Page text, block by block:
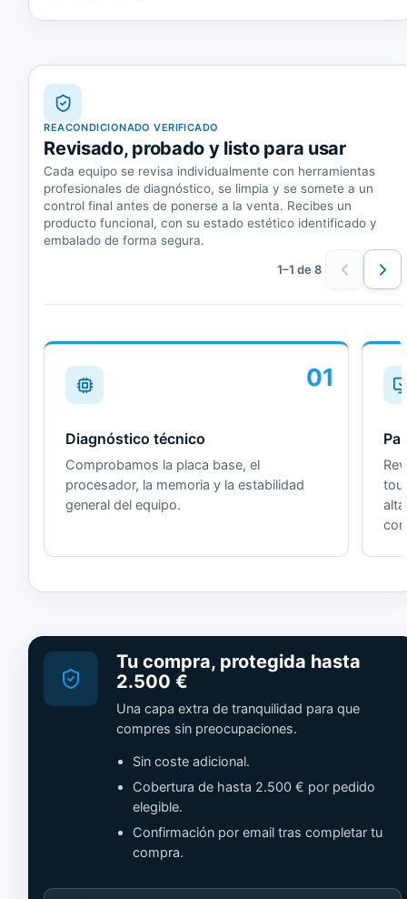
REACONDICIONADO VERIFICADO
Revisado, probado y listo para usar
Cada equipo se revisa individualmente con herramientas
profesionales de diagnóstico, se limpia y se somete a un
control final antes de ponerse a la venta. Recibes un
producto funcional, con su estado estético identificado y
embalado de forma segura.
1–1 de 8
01
Diagnóstico técnico
Comprobamos la placa base, el
procesador, la memoria y la estabilidad
general del equipo.
Tu compra, protegida hasta
2.500 €
Una capa extra de tranquilidad para que
compres sin preocupaciones.
Sin coste adicional.
Cobertura de hasta 2.500 € por pedido
elegible.
Confirmación por email tras completar tu
compra.